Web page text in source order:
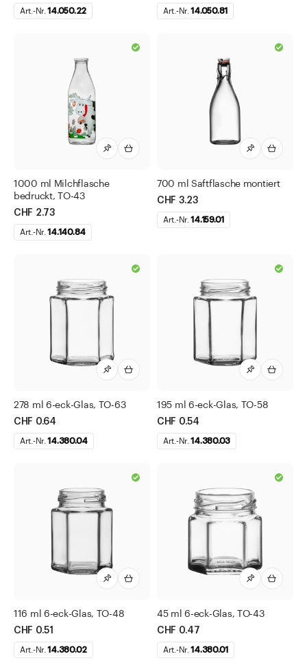
Art.-Nr.14.050.22 Art.-Nr.14.050.81
1000 ml Milchflasche
bedruckt, TO-43
CHF 2.73
Art.-Nr.14.140.84
700 ml Saftflasche montiert
CHF 3.23
Art.-Nr.14.159.01
278 ml 6-eck-Glas, TO-63
CHF 0.64
Art.-Nr.14.380.04
195 ml 6-eck-Glas, TO-58
CHF 0.54
Art.-Nr.14.380.03
116 ml 6-eck-Glas, TO-48
CHF 0.51
Art.-Nr.14.380.02
45 ml 6-eck-Glas, TO-43
CHF 0.47
Art.-Nr.14.380.01